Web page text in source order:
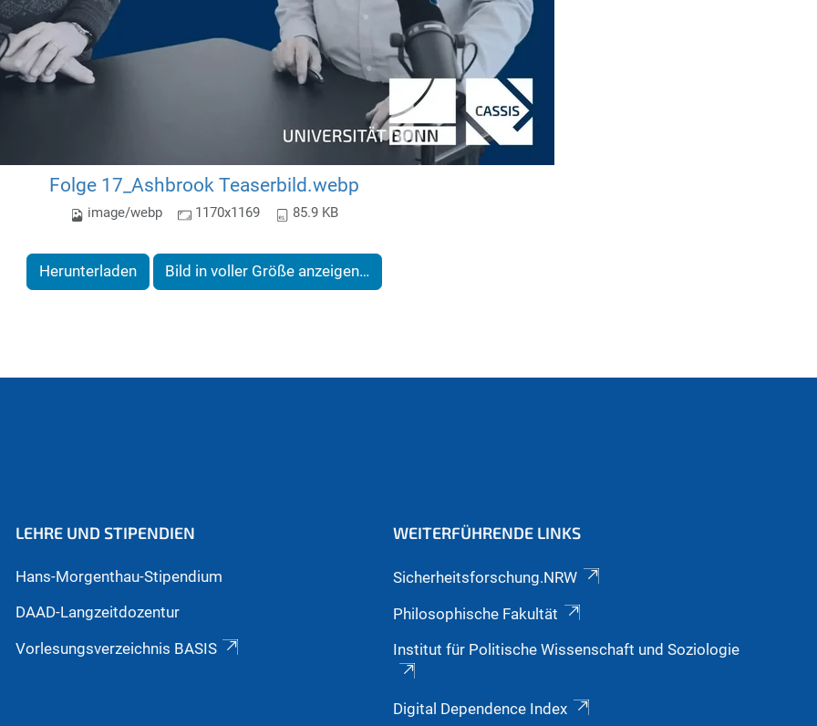
Folge 17_Ashbrook Teaserbild.webp
image/webp 1170x1169 85.9 KB
Herunterladen Bild in voller Größe anzeigen…
LEHRE UND STIPENDIEN
Hans-Morgenthau-Stipendium
DAAD-Langzeitdozentur
Vorlesungsverzeichnis BASIS
WEITERFÜHRENDE LINKS
Sicherheitsforschung.NRW
Philosophische Fakultät
Institut für Politische Wissenschaft und Soziologie
Digital Dependence Index